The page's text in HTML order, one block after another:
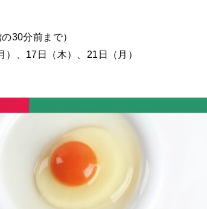
30分前まで）
、17日（木）、21日（月）